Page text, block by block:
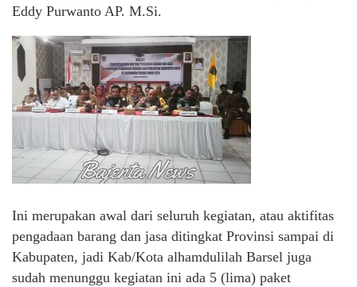
Eddy Purwanto AP. M.Si.
Ini merupakan awal dari seluruh kegiatan, atau aktifitas
pengadaan barang dan jasa ditingkat Provinsi sampai di
Kabupaten, jadi Kab/Kota alhamdulilah Barsel juga
sudah menunggu kegiatan ini ada 5 (lima) paket